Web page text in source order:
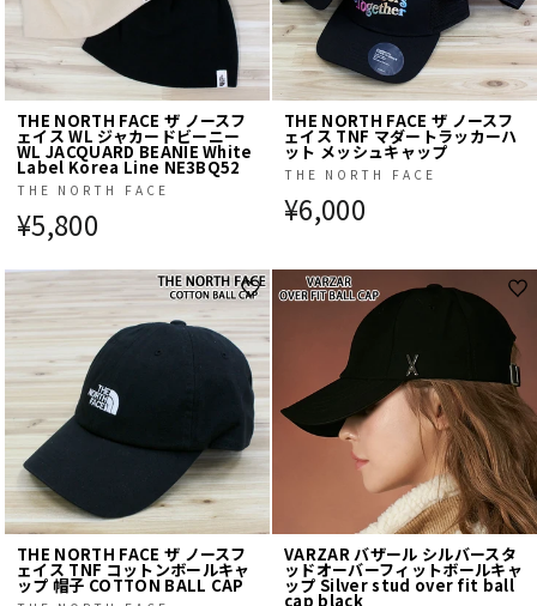
THE NORTH FACE ザ ノースフ
ェイス WL ジャカードビーニー
WL JACQUARD BEANIE White
Label Korea Line NE3BQ52
THE NORTH FACE
¥5,800
THE NORTH FACE ザ ノースフ
ェイス TNF マダートラッカーハ
ット メッシュキャップ
THE NORTH FACE
¥6,000
THE NORTH FACE ザ ノースフ
ェイス TNF コットンボールキャ
ップ 帽子 COTTON BALL CAP
VARZAR バザール シルバースタ
ッドオーバーフィットボールキャ
ップ Silver stud over fit ball
cap black